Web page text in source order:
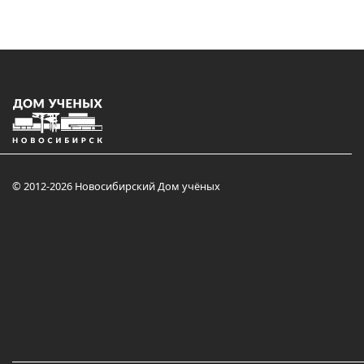
© 2012-2026 Новосибирский Дом учёных